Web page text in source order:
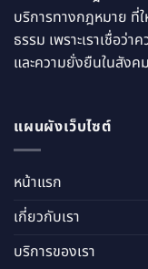
บริการทางกฎหมาย ที่
ธรรม เพราะเราเชื่อว่
และความยั่งยืนในสังคม
แผนผังเว็บไซต์
หน้าแรก
เกี่ยวกับเรา
บริการของเรา